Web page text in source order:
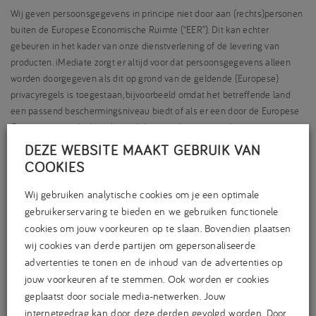
Wij geven persoonsgegevens in principe niet door aan (rechts)personen
buiten de Europese Economische Ruimte (“EER”). Dit kan echter
gebeuren in het kader van onze dienstverlening of de levering van
producten. iMediate zorgt er altijd voor dat persoonsgegevens alleen
worden doorgegeven als dit op grond van de geldende (Europese)
privacyregels is toegestaan, bijvoorbeeld omdat het betreffende land
een passend beschermingsniveau biedt of als er een door de Europese
Commissie goedgekeurde modelovereenkomst is gesloten.
We zijn op de hoogte van het arrest van het Hof van Justitie van de
Europese Unie van 16 juli 2020, dat gevolgen heeft voor de
nog veel onduidelijk over de mogelijke gevolgen. We onderzoeken
momenteel de mogelijkheden om een passende oplossing te vinden.
Wanneer we een passende oplossing hebben, zullen we u hierover
informeren over in deze privacy verklaring.
Hoe beveiligen we persoonsgegevens?
iMediate neemt de bescherming van uw gegevens serieus en neemt
DEZE WEBSITE MAAKT GEBRUIK VAN
COOKIES
Wij gebruiken analytische cookies om je een optimale
gebruikerservaring te bieden en we gebruiken functionele
cookies om jouw voorkeuren op te slaan. Bovendien plaatsen
wij cookies van derde partijen om gepersonaliseerde
advertenties te tonen en de inhoud van de advertenties op
jouw voorkeuren af te stemmen. Ook worden er cookies
geplaatst door sociale media-netwerken. Jouw
internetgedrag kan door deze derden gevolgd worden. Door